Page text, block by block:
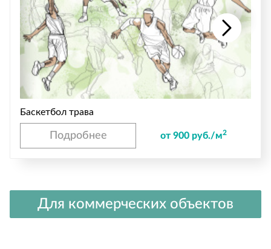
Баскетбол трава
Подробнее от 900 руб./м2
Для коммерческих объектов